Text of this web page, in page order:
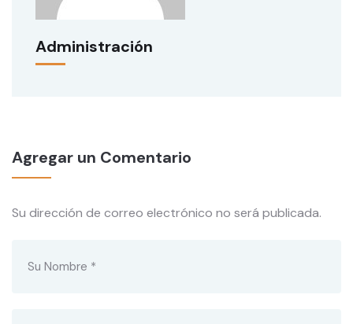
Administración
Agregar un Comentario
Su dirección de correo electrónico no será publicada.